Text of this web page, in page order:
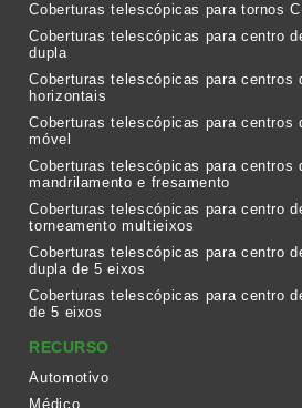
Coberturas telescópicas para tornos
Coberturas telescópicas para centro
dupla
Coberturas telescópicas para centros
horizontais
Coberturas telescópicas para centros
móvel
Coberturas telescópicas para centros
mandrilamento e fresamento
Coberturas telescópicas para centro
torneamento multieixos
Coberturas telescópicas para centro
dupla de 5 eixos
Coberturas telescópicas para centro
de 5 eixos
RECURSO
Automotivo
Médico